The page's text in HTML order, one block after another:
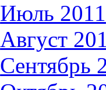
Июль 2011
Август
Сентябрь